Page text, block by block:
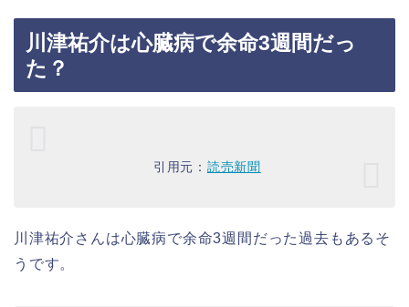
川津祐介は心臓病で余命3週間だっ
た？
引用元： 読売新聞
川津祐介さんは心臓病で余命3週間だった過去もあるそ
うです。